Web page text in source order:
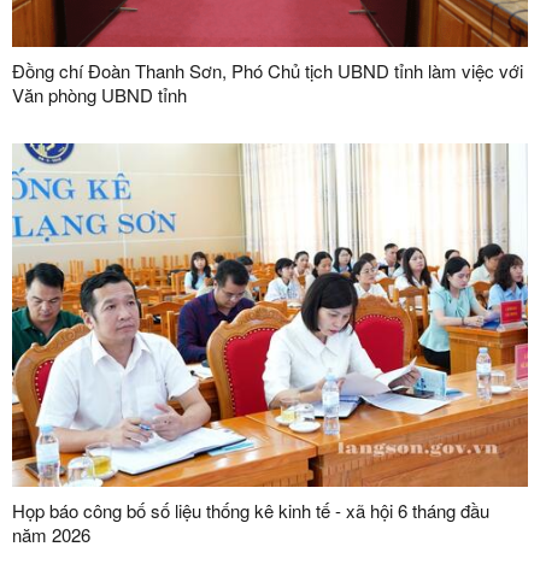
Đồng chí Đoàn Thanh Sơn, Phó Chủ tịch UBND tỉnh làm việc với
Văn phòng UBND tỉnh
Họp báo công bố số liệu thống kê kinh tế - xã hội 6 tháng đầu
năm 2026